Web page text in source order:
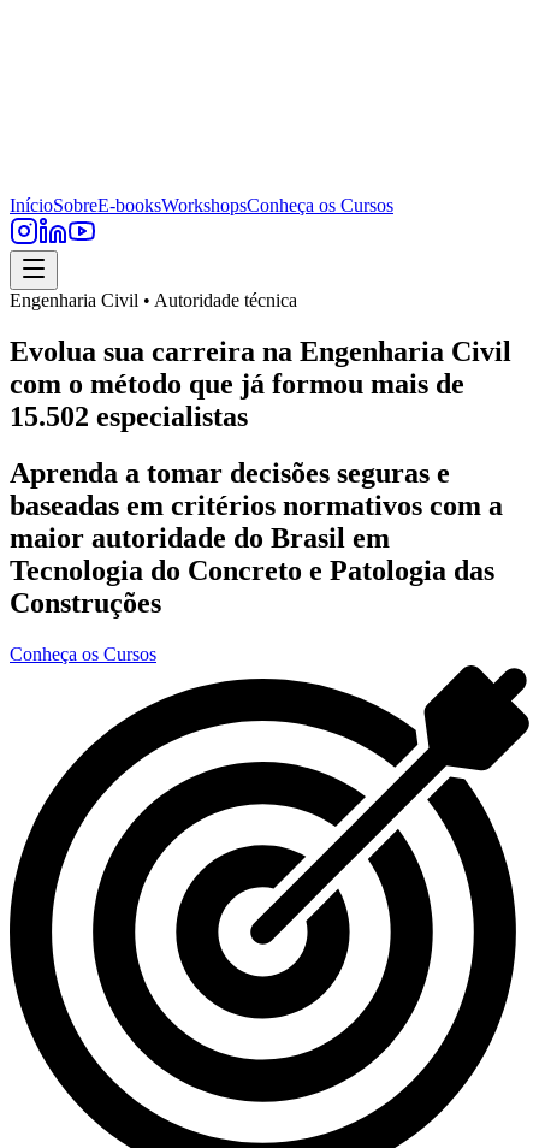
InícioSobreE-booksWorkshopsConheça os Cursos
Engenharia Civil • Autoridade técnica
Evolua sua carreira na Engenharia Civil
com o método que já formou mais de
15.502 especialistas
Aprenda a tomar decisões seguras e
baseadas em critérios normativos com a
maior autoridade do Brasil em
Tecnologia do Concreto e Patologia das
Construções
Conheça os Cursos